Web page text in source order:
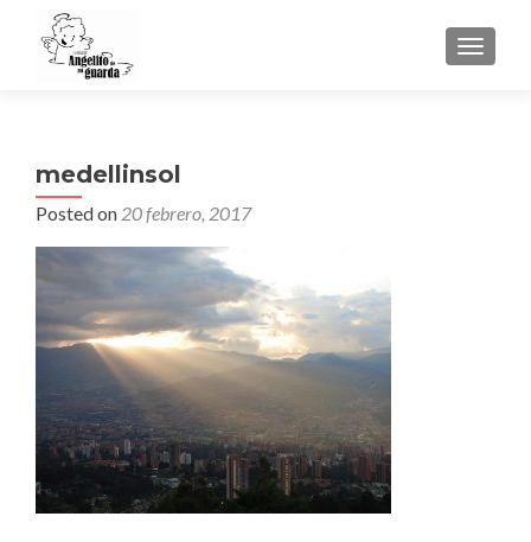
medellinsol
Posted on 20 febrero, 2017